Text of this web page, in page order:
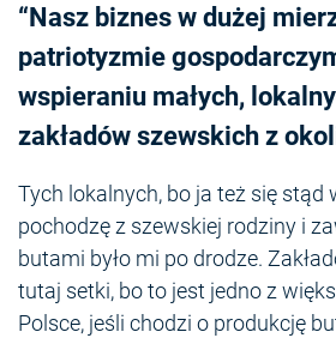
“Nasz biznes w dużej
patriotyzmie
wspieraniu małych,
zakładów szewskich z
Tych lokalnych, bo ja też się stąd
pochodzę z szewskiej rodziny i
butami było mi po drodze.
tutaj setki, bo to jest jedno z
Polsce, jeśli chodzi o produkcję